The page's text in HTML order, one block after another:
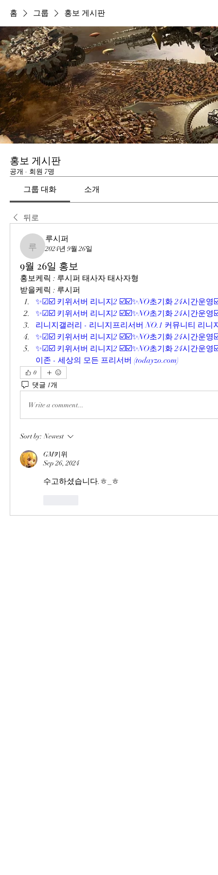
홈 그룹 홍보 게시판
홍보 게시판
공개 · 회원 7명
그룹 대화 소개
뒤로
루시퍼
루시퍼
2024년 9월 26일
9월 26일 홍보
홍보케릭 : 루시퍼 태사자 태사자형
받을케릭 : 루시퍼
✨☑☑️ 키위서버 리니지2 ☑️☑️✨NO초기화 24시간운영
✨☑☑️ 키위서버 리니지2 ☑️☑️✨NO초기화 24시간운영
리니지갤러리 - 리니지프리서버 NO.1 커뮤니티 리니
✨☑☑️ 키위서버 리니지2 ☑️☑️✨NO초기화 24시간운영
✨☑☑️ 키위서버 리니지2 ☑️☑️✨NO초기화 24시간운영
이존 - 세상의 모든 프리서버 (todayzo.com)
0
댓글 1개
Write a comment...
Sort by: Newest
GM키위
Sep 26, 2024
수고하셨습니다.ㅎ_ㅎ